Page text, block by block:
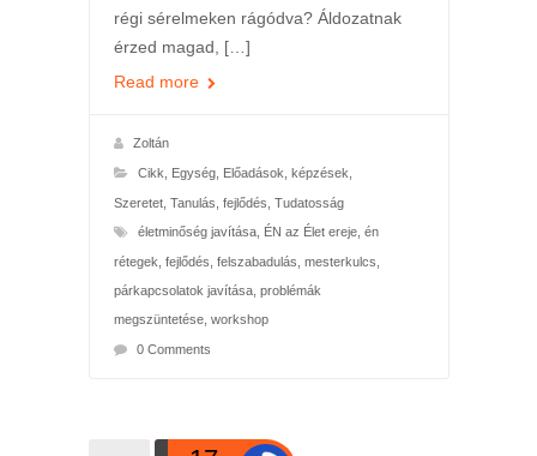
régi sérelmeken rágódva? Áldozatnak
érzed magad, […]
Read more
Zoltán
Cikk Egység, Előadások, képzések
Szeretet, Tanulás, fejlődés Tudatosság
életminőség javítása, ÉN az Élet ereje, én
rétegek fejlődés felszabadulás mesterkulcs
párkapcsolatok javítása, problémák
megszüntetése, workshop
0 Comments